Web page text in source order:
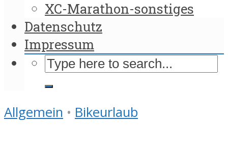
XC-Marathon-sonstiges
Datenschutz
Impressum
Allgemein • Bikeurlaub